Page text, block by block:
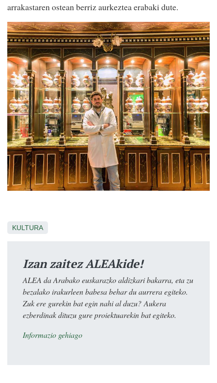
arrakastaren ostean berriz aurkeztea erabaki dute.
KULTURA
Izan zaitez ALEAkide!
ALEA da Arabako euskarazko aldizkari bakarra, eta zu
bezalako irakurleen babesa behar du aurrera egiteko.
Zuk ere gurekin bat egin nahi al duzu? Aukera
ezberdinak dituzu gure proiektuarekin bat egiteko.
Informazio gehiago